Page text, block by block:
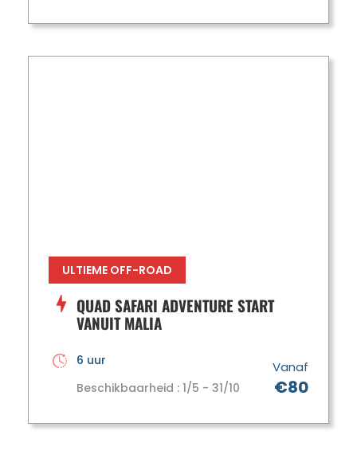
ULTIEME OFF-ROAD
QUAD SAFARI ADVENTURE START
VANUIT MALIA
Vanaf
€80
6 uur
Beschikbaarheid : 1/5 - 31/10